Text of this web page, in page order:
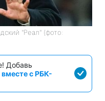
"Реал" (фото:
Добавь
вместе с РБК-